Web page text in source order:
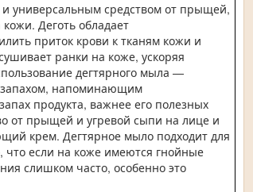
и универсальным средством от прыщей,
Деготь обладает
приток крови к тканям кожи и
ранки на коже, ускоряя
дегтярного мыла —
запахом, напоминающим
продукта, важнее его полезных
от прыщей и угревой сыпи на лице и
крем. Дегтярное мыло подходит для
если на коже имеются гнойные
слишком часто, особенно это